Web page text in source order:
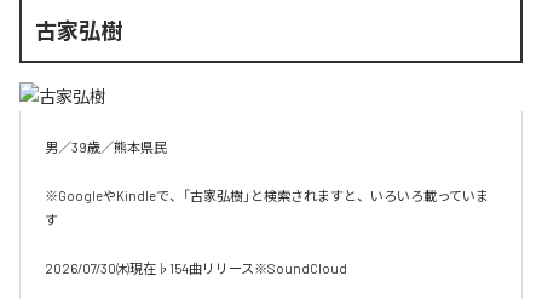
古家弘樹
男／39歳／熊本県民
※GoogleやKindleで、「古家弘樹」と検索されますと、いろいろ載っていま
す
2026/07/30㈭現在♭154曲リリース※SoundCloud